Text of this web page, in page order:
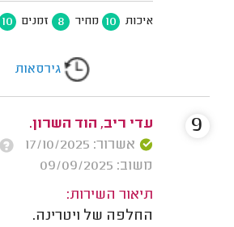
איכות 10 מחיר 8 זמנים 10
גירסאות
עדי ריב, הוד השרון.
אשרור: 17/10/2025
משוב: 09/09/2025
תיאור השירות:
החלפה של ויטרינה.
9